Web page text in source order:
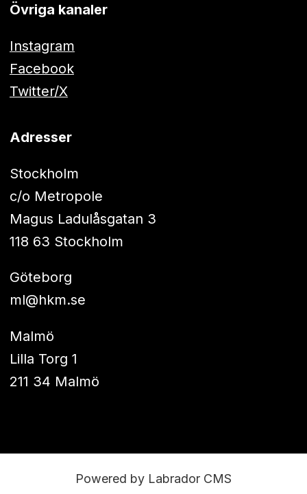
Övriga kanaler
Instagram
Facebook
Twitter/X
Adresser
Stockholm
c/o Metropole
Magus Ladulåsgatan 3
118 63 Stockholm
Göteborg
ml@hkm.se
Malmö
Lilla Torg 1
211 34 Malmö
Powered by Labrador CMS